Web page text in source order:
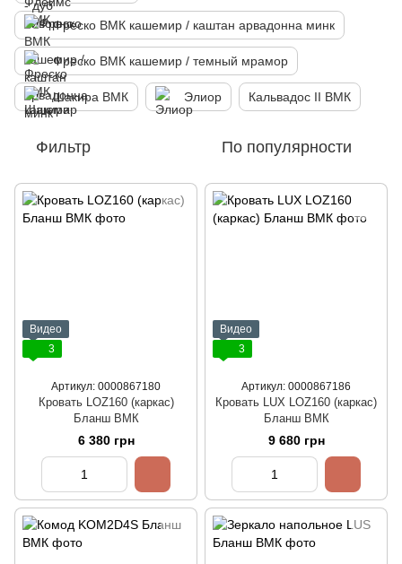
Фреско ВМК кашемир / каштан арвадонна минк
Фреско ВМК кашемир / темный мрамор
Шакира ВМК Элиор Кальвадос ІІ ВМК
Фильтр По популярности
Видео
3
Артикул: 0000867180
Кровать LOZ160 (каркас)
Бланш ВМК
6 380 грн
Видео
3
Артикул: 0000867186
Кровать LUX LOZ160 (каркас)
Бланш ВМК
9 680 грн